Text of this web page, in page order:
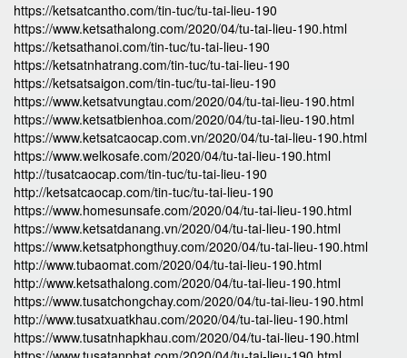
https://ketsatcantho.com/tin-tuc/tu-tai-lieu-190
https://www.ketsathalong.com/2020/04/tu-tai-lieu-190.html
https://ketsathanoi.com/tin-tuc/tu-tai-lieu-190
https://ketsatnhatrang.com/tin-tuc/tu-tai-lieu-190
https://ketsatsaigon.com/tin-tuc/tu-tai-lieu-190
https://www.ketsatvungtau.com/2020/04/tu-tai-lieu-190.html
https://www.ketsatbienhoa.com/2020/04/tu-tai-lieu-190.html
https://www.ketsatcaocap.com.vn/2020/04/tu-tai-lieu-190.html
https://www.welkosafe.com/2020/04/tu-tai-lieu-190.html
http://tusatcaocap.com/tin-tuc/tu-tai-lieu-190
http://ketsatcaocap.com/tin-tuc/tu-tai-lieu-190
https://www.homesunsafe.com/2020/04/tu-tai-lieu-190.html
https://www.ketsatdanang.vn/2020/04/tu-tai-lieu-190.html
https://www.ketsatphongthuy.com/2020/04/tu-tai-lieu-190.html
http://www.tubaomat.com/2020/04/tu-tai-lieu-190.html
http://www.ketsathalong.com/2020/04/tu-tai-lieu-190.html
https://www.tusatchongchay.com/2020/04/tu-tai-lieu-190.html
http://www.tusatxuatkhau.com/2020/04/tu-tai-lieu-190.html
https://www.tusatnhapkhau.com/2020/04/tu-tai-lieu-190.html